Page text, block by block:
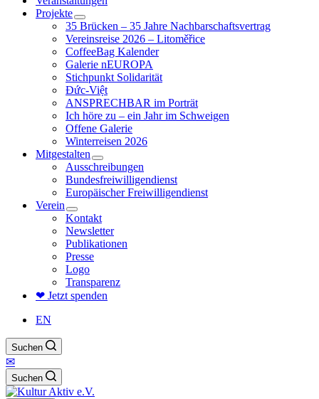
Projekte
35 Brücken – 35 Jahre Nachbarschaftsvertrag
Vereinsreise 2026 – Litoměřice
CoffeeBag Kalender
Galerie nEUROPA
Stichpunkt Solidarität
Đức-Việt
ANSPRECHBAR im Porträt
Ich höre zu – ein Jahr im Schweigen
Offene Galerie
Winterreisen 2026
Mitgestalten
Ausschreibungen
Bundesfreiwilligendienst
Europäischer Freiwilligendienst
Verein
Kontakt
Newsletter
Publikationen
Presse
Logo
Transparenz
❤ Jetzt spenden
EN
Suchen
✉
Suchen